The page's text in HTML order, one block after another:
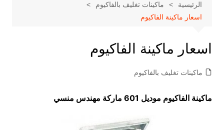
الرئيسية
ماكينات تغليف بالفاكيوم
اسعار ماكينة الفاكيوم
اسعار ماكينة الفاكيوم
ماكينات تغليف بالفاكيوم
ماكينة الفاكيوم موديل 601 ماركة مهندس منسي